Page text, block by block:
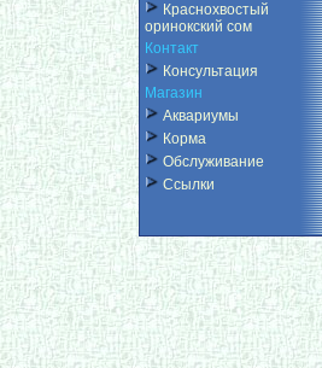
Краснохвостый
оринокский сом
Контакт
Консультация
Магазин
Аквариумы
Корма
Обслуживание
Ссылки